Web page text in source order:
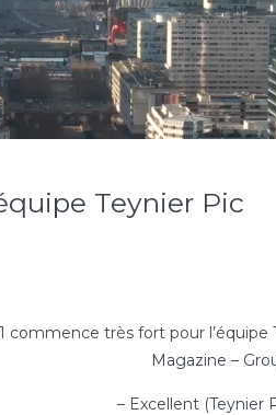
Teynier Pic
commence très fort pour l’équipe
Magazine –
– Excellent (Teynier